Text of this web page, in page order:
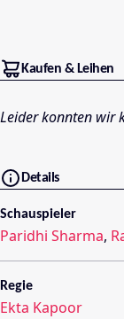
Kaufen & Leihen
Leider konnten wir
Details
Schauspieler
Paridhi Sharma,
Regie
Ekta Kapoor